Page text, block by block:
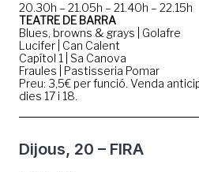
20.30h – 21.05h – 21.40h – 22.15h
TEATRE DE BARRA
Blues, browns & grays | Golafre
Lucifer | Can Calent
Capítol 1 | Sa Canova
Fraules | Pastisseria Pomar
Preu: 3,5€ per funció. Venda
dies 17 i 18.
Dijous, 20 – FIRA